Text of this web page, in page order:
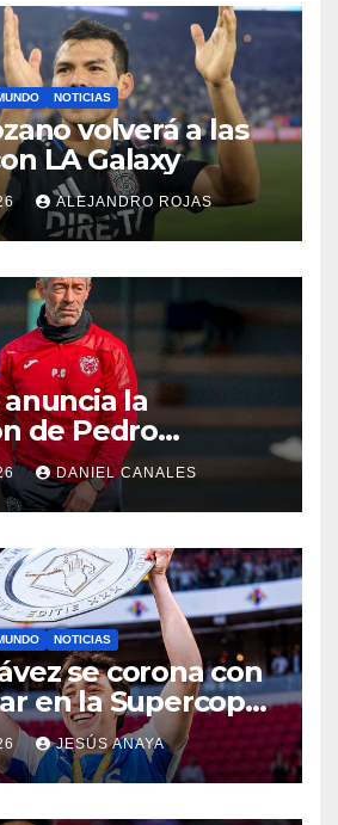
NOTICIAS
volverá a las
LA Galaxy
ALEJANDRO ROJAS
anuncia la
de Pedro
DANIEL CANALES
NOTICIAS
se corona con
en la Supercopa
JESÚS ANAYA